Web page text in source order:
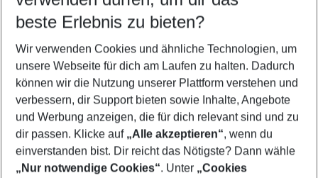
5-8 Nächte
2 Erwachsene Keine Kinder
Mehr Filter anzeigen
beste Erlebnis zu bieten?
Wir verwenden Cookies und ähnliche Technologien, um
unsere Webseite für dich am Laufen zu halten. Dadurch
können wir die Nutzung unserer Plattform verstehen und
verbessern, dir Support bieten sowie Inhalte, Angebote
und Werbung anzeigen, die für dich relevant sind und zu
dir passen. Klicke auf „Alle akzeptieren“, wenn du
einverstanden bist. Dir reicht das Nötigste? Dann wähle
„Nur notwendige Cookies“. Unter „Cookies